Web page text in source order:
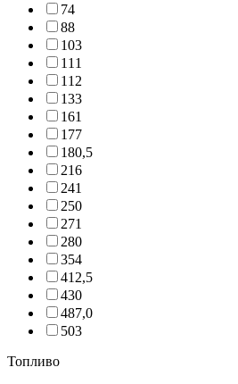
74
88
103
111
112
133
161
177
180,5
216
241
250
271
280
354
412,5
430
487,0
503
Топливо